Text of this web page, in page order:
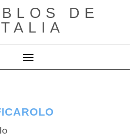
DE
Cambiar modo de navegación